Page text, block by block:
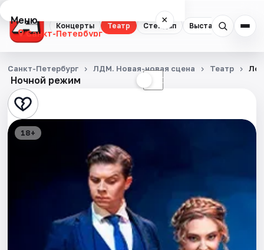
Концерты Театр Стендап Выставки
Меню ×
Санкт-Петербург
Концерты
Театр
Стендап
Ночной режим ☾
Санкт-Петербург ЛДМ. Новая-новая сцена Театр
18+